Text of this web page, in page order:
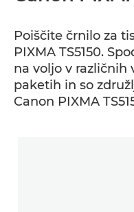
Poiščite črnilo za
PIXMA TS5150.
na voljo v različnih
paketih in so
Canon PIXMA